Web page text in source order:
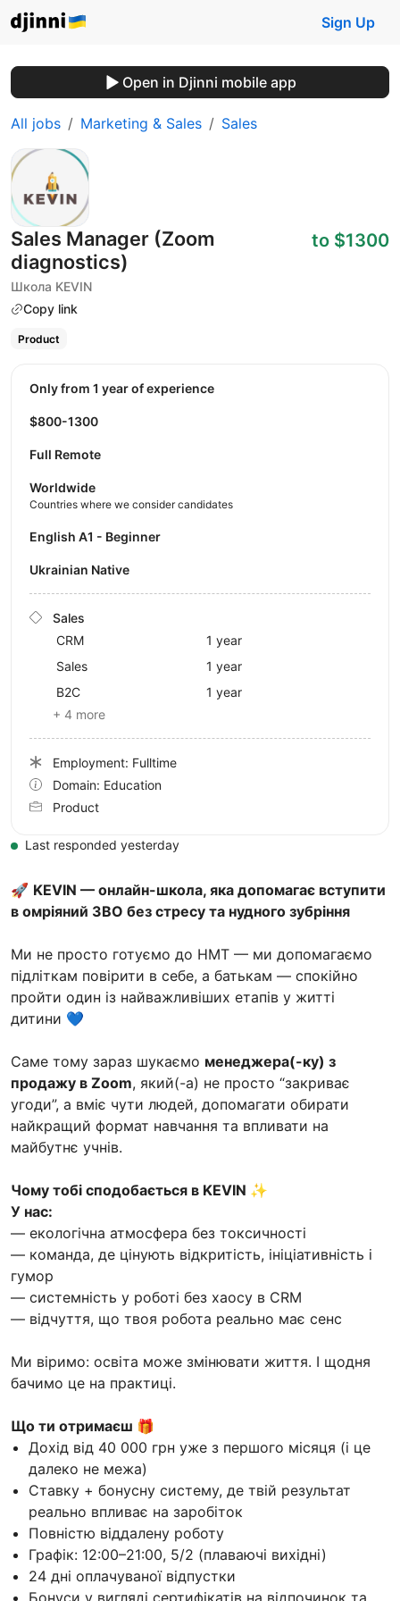
Sign Up
Open in Djinni mobile app
All jobs Marketing & Sales Sales
Sales Manager (Zoom
diagnostics)
Школа KEVIN
Copy link
to $1300
Product
🚀 KEVIN — онлайн-школа, яка допомагає вступити
в омріяний ЗВО без стресу та нудного зубріння
Ми не просто готуємо до НМТ — ми допомагаємо
підліткам повірити в себе, а батькам — спокійно
пройти один із найважливіших етапів у житті
дитини 💙
Саме тому зараз шукаємо менеджера(-ку) з
продажу в Zoom, який(-а) не просто “закриває
угоди”, а вміє чути людей, допомагати обирати
найкращий формат навчання та впливати на
майбутнє учнів.
Чому тобі сподобається в KEVIN ✨
У нас:
— екологічна атмосфера без токсичності
— команда, де цінують відкритість, ініціативність і
гумор
— системність у роботі без хаосу в CRM
— відчуття, що твоя робота реально має сенс
Ми віримо: освіта може змінювати життя. І щодня
бачимо це на практиці.
Що ти отримаєш 🎁
Дохід від 40 000 грн уже з першого місяця (і це
далеко не межа)
Ставку + бонусну систему, де твій результат
реально впливає на заробіток
Повністю віддалену роботу
Графік: 12:00–21:00, 5/2 (плаваючі вихідні)
24 дні оплачуваної відпустки
Бонуси у вигляді сертифікатів на відпочинок та
Only from 1 year of experience
$800-1300
Full Remote
Worldwide
Countries where we consider candidates
English A1 - Beginner
Ukrainian Native
Sales
CRM
1 year
Sales
1 year
B2C
1 year
+ 4 more
Employment: Fulltime
Domain: Education
Product
Last responded yesterday